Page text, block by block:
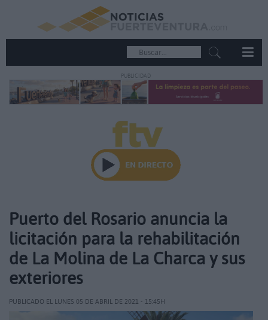
PUBLICIDAD
Puerto del Rosario anuncia la
licitación para la rehabilitación
de La Molina de La Charca y sus
exteriores
PUBLICADO EL LUNES 05 DE ABRIL DE 2021 - 15:45H